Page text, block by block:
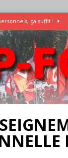
ça suffit !
dans les écoles AESH
Safyia – pour la